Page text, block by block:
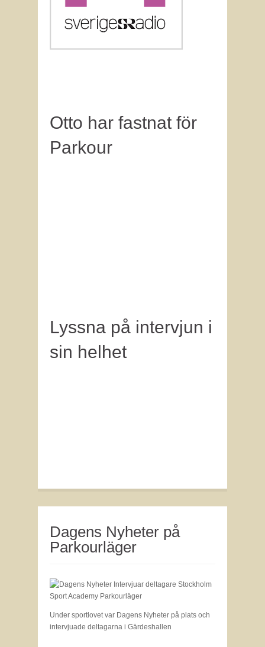
Otto har fastnat för
Parkour
Lyssna på intervjun i
sin helhet
Dagens Nyheter på
Parkourläger
Under sportlovet var Dagens Nyheter på plats och
intervjuade deltagarna i Gärdeshallen